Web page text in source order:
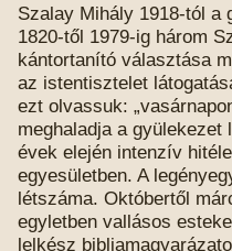
Szalay Mihály 1918-tól a
1820-től 1979-ig három
kántortanító választása
az istentisztelet
ezt olvassuk:
meghaladja a gyülekezet
évek elején intenzív
egyesületben. A
létszáma. Októbertől
egyletben vallásos
lelkész